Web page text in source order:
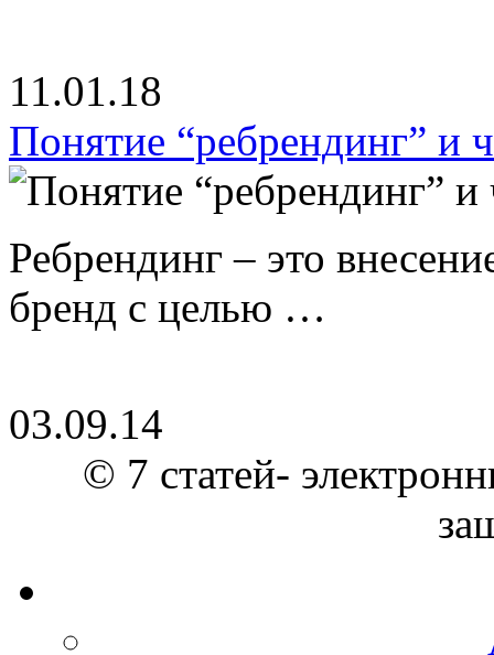
11.01.18
Понятие “ребрендинг” и
Ребрендинг – это
бренд с целью …
03.09.14
© 7 статей-